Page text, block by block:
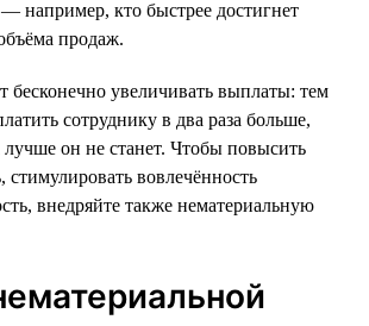
например, кто быстрее достигнет
продаж.
бесконечно увеличивать выплаты: тем
сотруднику в два раза больше,
лучше он не станет. Чтобы повысить
стимулировать вовлечённость
внедряйте также нематериальную